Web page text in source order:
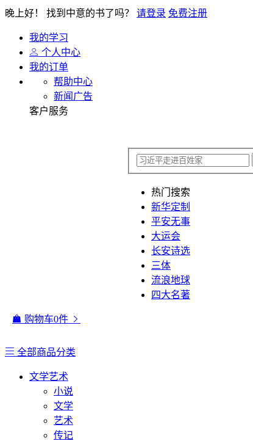
晚上好！ 找到中意的书了吗？ 请登录 免费注册
我的学习
个人中心
我的订单
帮助中心
新闻广告
客户服务
热门搜索
新华定制
平安无事
大运会
长安诗选
三体
流浪地球
四大名著
购物车0件
全部商品分类
文学艺术
小说
文学
艺术
传记